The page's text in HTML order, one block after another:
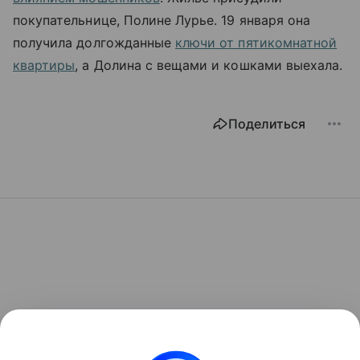
покупательнице, Полине Лурье. 19 января она
получила долгожданные ключи от пятикомнатной
квартиры, а Долина с вещами и кошками выехала.
Поделиться